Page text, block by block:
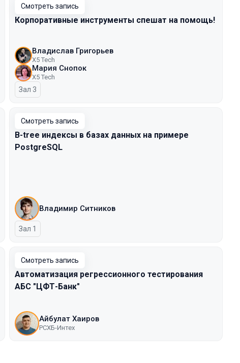
Смотреть запись
Корпоративные инструменты спешат на помощь!
Владислав Григорьев
X5 Tech
Мария Снопок
X5 Tech
Зал 3
Смотреть запись
B-tree индексы в базах данных на примере
PostgreSQL
Владимир Ситников
Зал 1
Смотреть запись
Автоматизация регрессионного тестирования
АБС "ЦФТ-Банк"
Айбулат Хаиров
РСХБ-Интех